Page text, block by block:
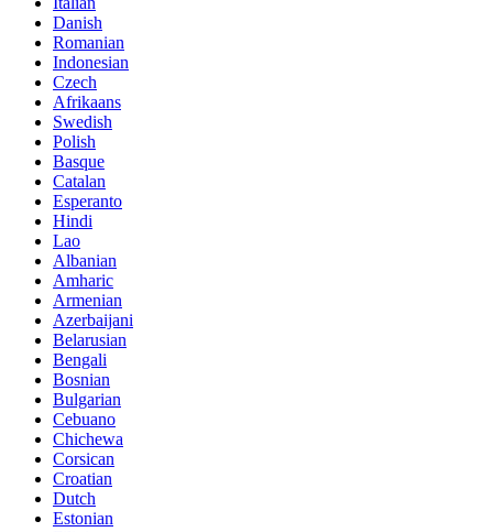
Danish
Romanian
Indonesian
Czech
Afrikaans
Swedish
Polish
Basque
Catalan
Esperanto
Hindi
Lao
Albanian
Amharic
Armenian
Azerbaijani
Belarusian
Bengali
Bosnian
Bulgarian
Cebuano
Chichewa
Corsican
Croatian
Dutch
Estonian